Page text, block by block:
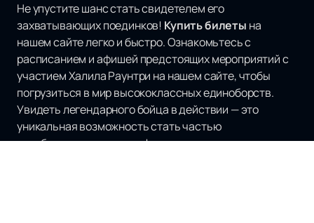
Не упустите шанс стать свидетелем его
захватывающих поединков! Купить билеты на
нашем сайте легко и быстро. Ознакомьтесь с
расписанием и афишей предстоящих мероприятий с
участием Халила Раунтри на нашем сайте, чтобы
погрузиться в мир высококлассных единоборств.
Увидеть легендарного бойца в действии — это
уникальная возможность стать частью
незабываемого зрелища!